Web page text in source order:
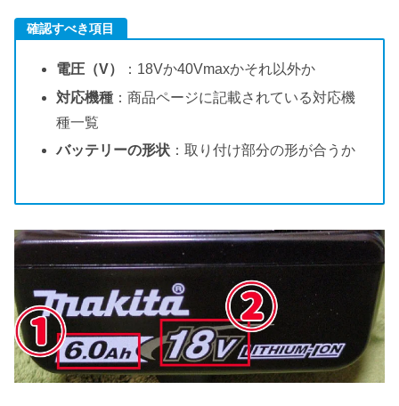
確認すべき項目
電圧（V）
：18Vか40Vmaxかそれ以外か
対応機種 ：商品ページに記載されている対応機
種一覧
バッテリーの形状 ：取り付け部分の形が合うか